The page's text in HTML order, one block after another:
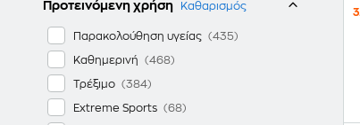
Προτεινόμενη χρήση Καθαρισμός
Παρακολούθηση υγείας
Καθημερινή
Τρέξιμο
Extreme Sports